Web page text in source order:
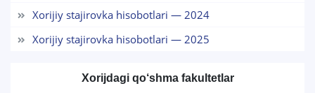
Xorijiy stajirovka hisobotlari — 2024
Xorijiy stajirovka hisobotlari — 2025
Xorijdagi qo‘shma fakultetlar
1. Hujjatlar (bakalavr) (5)
5. To'lov-kontrakt (2)